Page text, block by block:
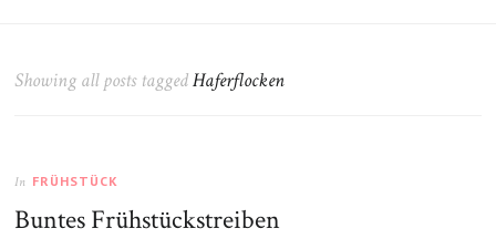
Showing all posts taggedHaferflocken
In FRÜHSTÜCK
Buntes Frühstückstreiben